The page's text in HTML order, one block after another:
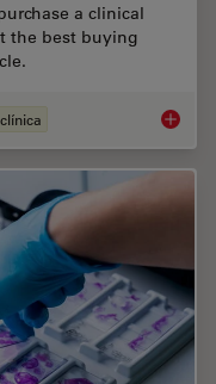
a clinical
the best buying
Factors